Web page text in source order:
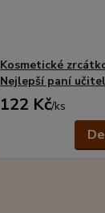
Kosmetické
Nejlepší paní
122 Kč/ks